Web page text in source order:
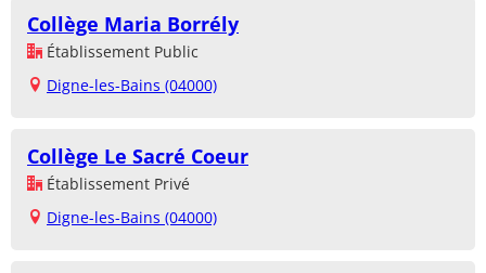
Collège Maria Borrély
Établissement Public
Digne-les-Bains (04000)
Collège Le Sacré Coeur
Établissement Privé
Digne-les-Bains (04000)